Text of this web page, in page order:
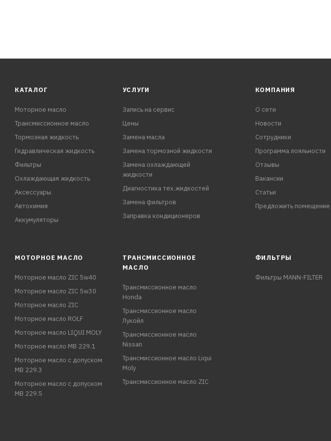
КАТАЛОГ
Моторное масло
Трансмиссионное масло
Тормозная жидкость
Гидравлическая жидкость
Фильтры
Охлаждающая жидкость
Аксессуары
Автохимия
Аккумуляторы
УСЛУГИ
Запись на сервис
Цены
Замена масла
Замена тормозной жидкости
Замена охлаждающей
жидкости
Диагностика тех.жидкостей
Замена фильтров
Заправка кондиционеров
КОМПАНИЯ
О сети
Новости
Сотрудники
Программа лояльности
Отзывы
Вакансии
Статьи
Предложить помещение
МОТОРНОЕ МАСЛО
Моторное масло ZIC 5w40
Моторное масло ZIC 5w30
Моторное масло ZIC
Моторное масло ROLF
Моторное масло LIQUI MOLY
Моторное масло MB 229.1
Моторное масло с допуском
MB 229.3
Моторное масло с допуском
MB 229.5
ТРАНСМИССИОННОЕ
МАСЛО
Трансмиссионное масло
Honda
Трансмиссионное масло
Лукойл
Трансмиссионное масло
Nissan
Трансмиссионное масло Liqui
Moly
Трансмиссионное масло ZIC
ФИЛЬТРЫ
Фильтры MANN-FILTER